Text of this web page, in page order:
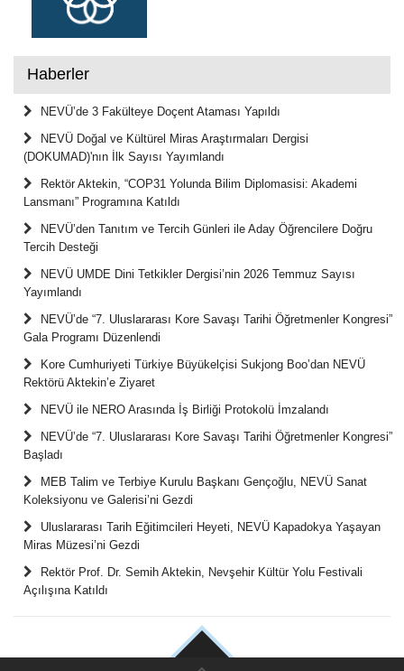
Haberler
NEVÜ’de 3 Fakülteye Doçent Ataması Yapıldı
NEVÜ Doğal ve Kültürel Miras Araştırmaları Dergisi
(DOKUMAD)'nın İlk Sayısı Yayımlandı
Rektör Aktekin, “COP31 Yolunda Bilim Diplomasisi: Akademi
Lansmanı” Programına Katıldı
NEVÜ’den Tanıtım ve Tercih Günleri ile Aday Öğrencilere Doğru
Tercih Desteği
NEVÜ UMDE Dini Tetkikler Dergisi’nin 2026 Temmuz Sayısı
Yayımlandı
NEVÜ’de “7. Uluslararası Kore Savaşı Tarihi Öğretmenler Kongresi”
Gala Programı Düzenlendi
Kore Cumhuriyeti Türkiye Büyükelçisi Sukjong Boo’dan NEVÜ
Rektörü Aktekin’e Ziyaret
NEVÜ ile NERO Arasında İş Birliği Protokolü İmzalandı
NEVÜ’de “7. Uluslararası Kore Savaşı Tarihi Öğretmenler Kongresi”
Başladı
MEB Talim ve Terbiye Kurulu Başkanı Gençoğlu, NEVÜ Sanat
Koleksiyonu ve Galerisi’ni Gezdi
Uluslararası Tarih Eğitimcileri Heyeti, NEVÜ Kapadokya Yaşayan
Miras Müzesi’ni Gezdi
Rektör Prof. Dr. Semih Aktekin, Nevşehir Kültür Yolu Festivali
Açılışına Katıldı